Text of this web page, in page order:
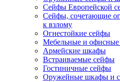
Сейфы Европейской
Сейфы, сочетающие
к взлому
Огнестойкие сейфы
Мебельные и
Армейские шкафы
Встраиваемые сейфы
Гостиничные сейфы
Оружейные шкафы и